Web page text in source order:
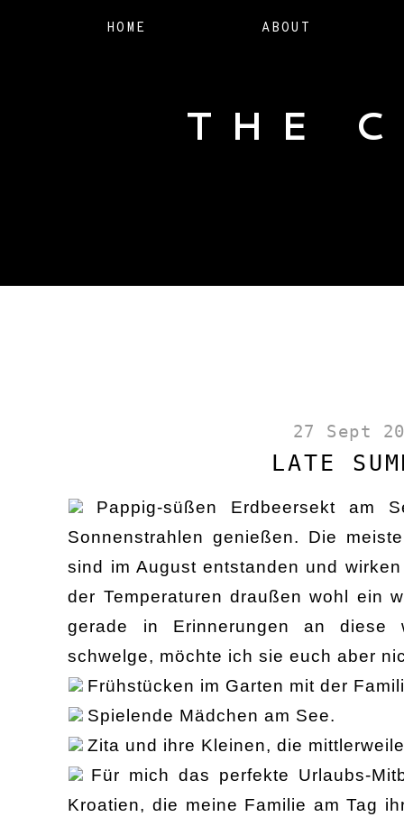
HOME ABOUT
THE
27 Sept
LATE
Pappig-süßen Erdbeersekt am
Sonnenstrahlen genießen. Die
sind im August entstanden und
der Temperaturen draußen wohl ein
gerade in Erinnerungen an diese
schwelge, möchte ich sie euch aber
Frühstücken im Garten mit der
Spielende Mädchen am See.
Zita und ihre Kleinen, die
Für mich das perfekte Urlaubs-
Kroatien, die meine Familie am Tag